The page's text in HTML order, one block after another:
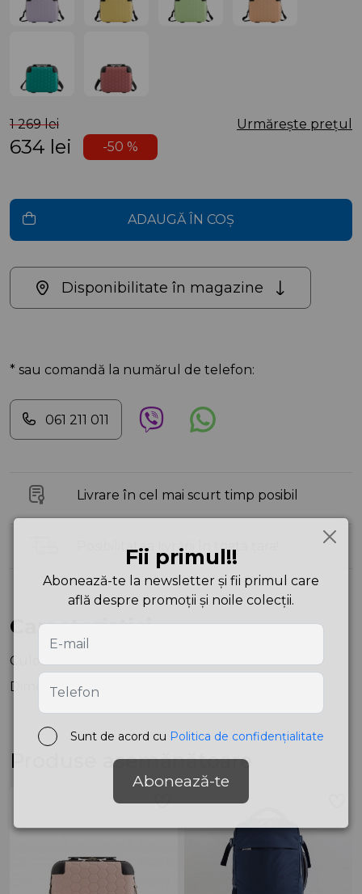
1 269 lei Urmărește prețul
634 lei -50 %
ADAUGĂ ÎN COȘ
Disponibilitate în magazine
* sau comandă la numărul de telefon:
061 211 011
Livrare în cel mai scurt timp posibil
Posibilitatea livrării în toată țara!
Caracteristici
Culoare
Fuchsia
Dimensiuni
Produse asemănătoare
Fii primul!!
Abonează-te la newsletter și fii primul care
află despre promoții și noile colecții.
Sunt de acord cu Politica de confidențialitate
Abonează-te